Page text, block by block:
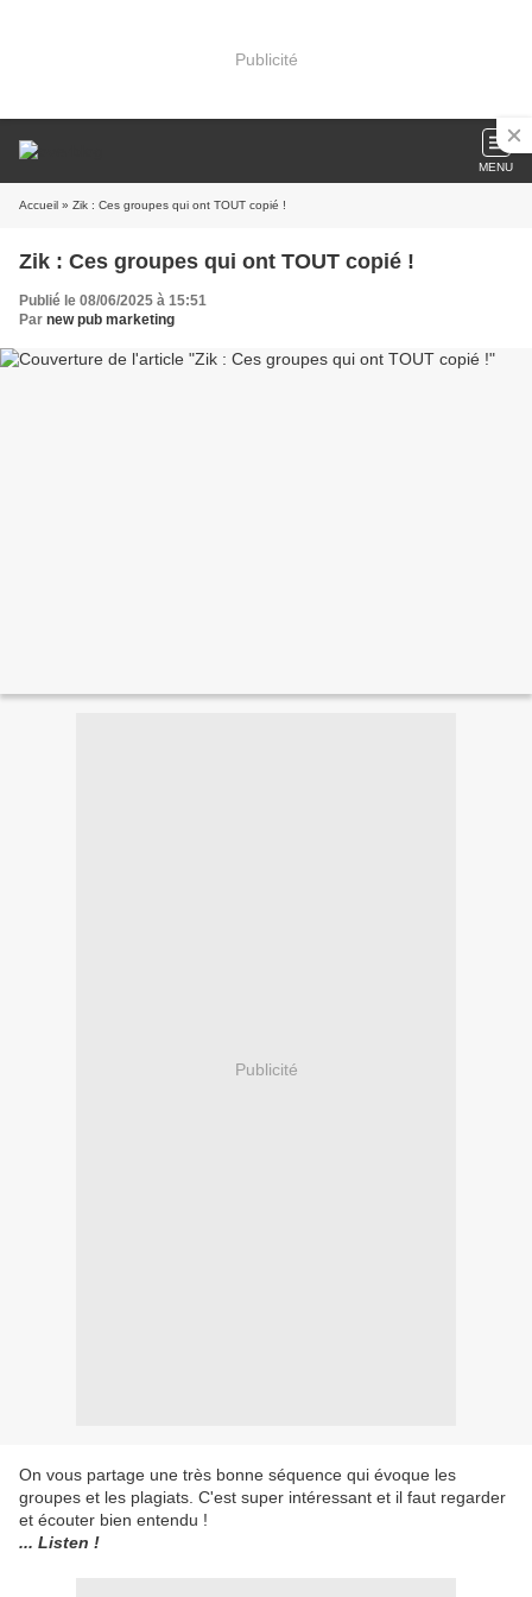
Publicité
MENU
Accueil » Zik : Ces groupes qui ont TOUT copié !
Zik : Ces groupes qui ont TOUT copié !
Publié le 08/06/2025 à 15:51
Par new pub marketing
Publicité
On vous partage une très bonne séquence qui évoque les
groupes et les plagiats. C'est super intéressant et il faut regarder
et écouter bien entendu !
... Listen !